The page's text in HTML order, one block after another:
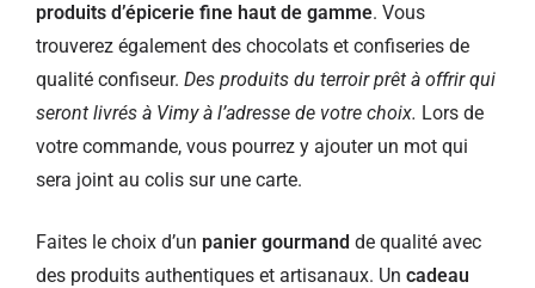
produits d’épicerie fine haut de gamme. Vous
trouverez également des chocolats et confiseries de
qualité confiseur. Des produits du terroir prêt à offrir qui
seront livrés à Vimy à l’adresse de votre choix. Lors de
votre commande, vous pourrez y ajouter un mot qui
sera joint au colis sur une carte.
Faites le choix d’un panier gourmand de qualité avec
des produits authentiques et artisanaux. Un cadeau